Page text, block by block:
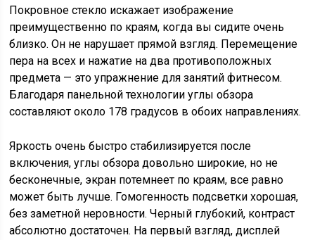
Покровное стекло искажает изображение
преимущественно по краям, когда вы сидите очень
близко. Он не нарушает прямой взгляд. Перемещение
пера на всех и нажатие на два противоположных
предмета — это упражнение для занятий фитнесом.
Благодаря панельной технологии углы обзора
составляют около 178 градусов в обоих направлениях.
Яркость очень быстро стабилизируется после
включения, углы обзора довольно широкие, но не
бесконечные, экран потемнеет по краям, все равно
может быть лучше. Гомогенность подсветки хорошая,
без заметной неровности. Черный глубокий, контраст
абсолютно достаточен. На первый взгляд, дисплей